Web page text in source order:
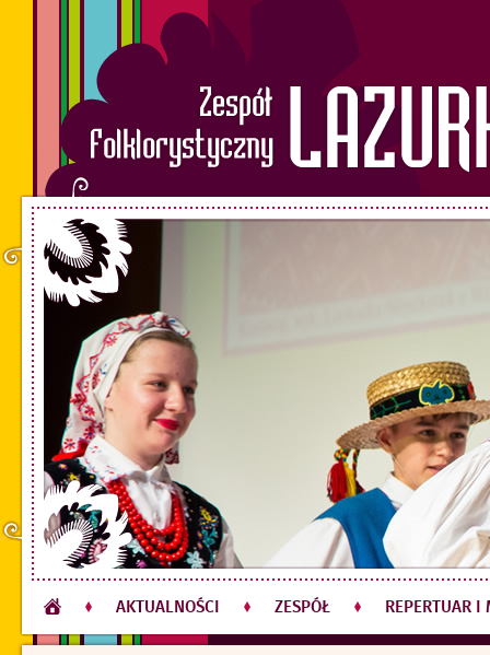
AKTUALNOŚCI ZESPÓŁ REPERTUAR I